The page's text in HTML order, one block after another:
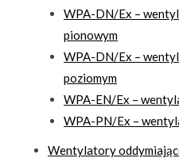
WPA-DN/Ex –
pionowym
WPA-DN/Ex –
poziomym
WPA-EN/Ex –
WPA-PN/Ex –
Wentylatory